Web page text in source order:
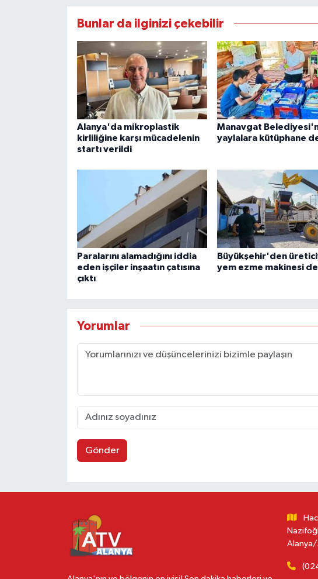
Bunlar da ilginizi çekebilir
Alanya'da mikroplastik
kirliliğine karşı mücadelenin
startı verildi
Manavgat
yaylalara kütüphane
Paralarını alamadığını iddia
eden işçiler inşaatın çatısına
çıktı
Büyükşehir'den
yem ezme makinesi
Yorumlar
Gönder